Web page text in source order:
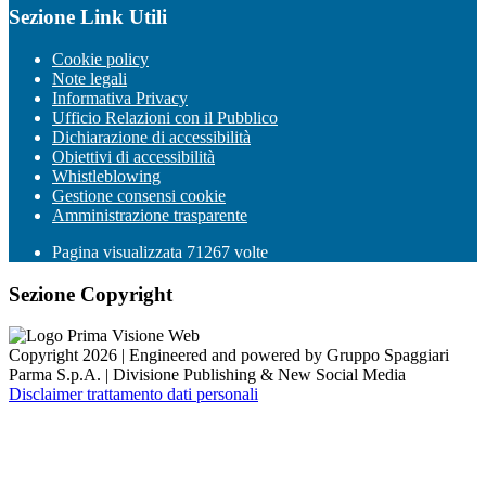
Sezione Link Utili
Cookie policy
Note legali
Informativa Privacy
Ufficio Relazioni con il Pubblico
Dichiarazione di accessibilità
Obiettivi di accessibilità
Whistleblowing
Gestione consensi cookie
Amministrazione trasparente
Pagina visualizzata 71267 volte
Sezione Copyright
Copyright 2026 | Engineered and powered by Gruppo Spaggiari
Parma S.p.A. | Divisione Publishing & New Social Media
Disclaimer trattamento dati personali